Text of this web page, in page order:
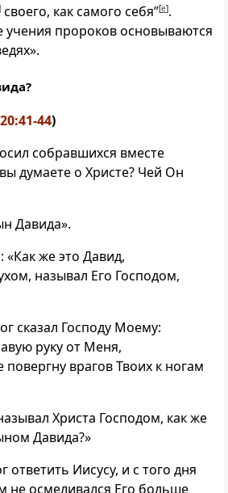
своего, как самого себя”[e].
учения пророков основываются
44)
собравшихся вместе
думаете о Христе? Чей Он
Давида».
«Как же это Давид,
называл Его Господом,
сказал Господу Моему:
руку от Меня,
повергну врагов Твоих к ногам
Христа Господом, как же
Давида?»
ответить Иисусу, и с того дня
не осмеливался Его больше